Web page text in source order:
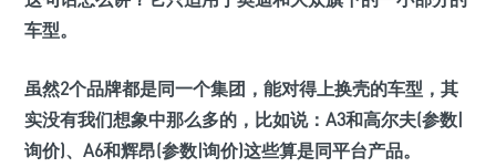
车型。
虽然2个品牌都是同一个集团，能对得上换壳的车型，其
实没有我们想象中那么多的，比如说：A3和高尔夫(参数|
询价)、A6和辉昂(参数|询价)这些算是同平台产品。